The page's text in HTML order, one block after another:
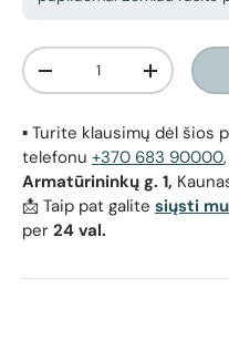
Kiekis
Sumažinti kiekįPadidinti
▪️ Turite klausimų dėl šios
telefonu +370 683 90000
Armatūrininkų g. 1,
📩 Taip pat galite siųsti
per 24 val.